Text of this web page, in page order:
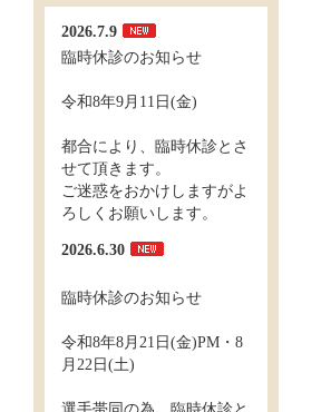
2026.7.9
臨時休診のお知らせ
令和8年9月11日(金)
都合により、臨時休診とさ
せて頂きます。
ご迷惑をおかけしますがよ
ろしくお願いします。
2026.6.30
臨時休診のお知らせ
令和8年8月21日(金)PM・8
月22日(土)
選手帯同の為、臨時休診と